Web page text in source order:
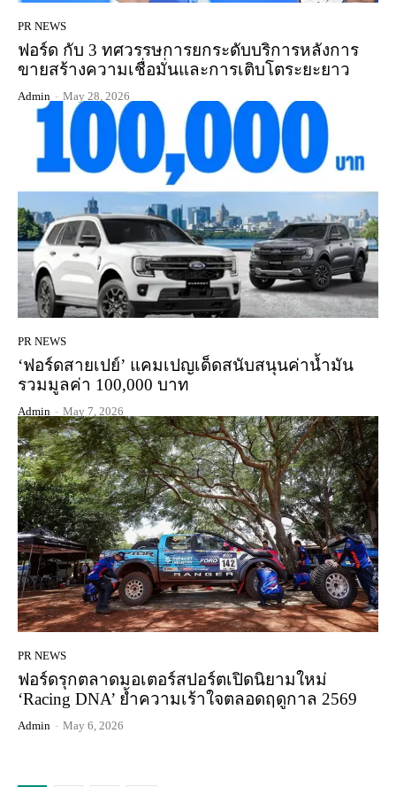
PR NEWS
ฟอร์ด กับ 3 ทศวรรษการยกระดับบริการหลังการ
ขายสร้างความเชื่อมั่นและการเติบโตระยะยาว
Admin - May 28, 2026
PR NEWS
‘ฟอร์ดสายเปย์’ แคมเปญเด็ดสนับสนุนค่าน้ำมัน
รวมมูลค่า 100,000 บาท
Admin - May 7, 2026
PR NEWS
ฟอร์ดรุกตลาดมอเตอร์สปอร์ตเปิดนิยามใหม่
‘Racing DNA’ ย้ำความเร้าใจตลอดฤดูกาล 2569
Admin - May 6, 2026